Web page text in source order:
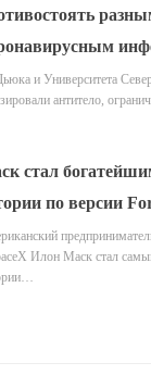
и Университета
антитело,
стал
по версии
Илон Маск стал